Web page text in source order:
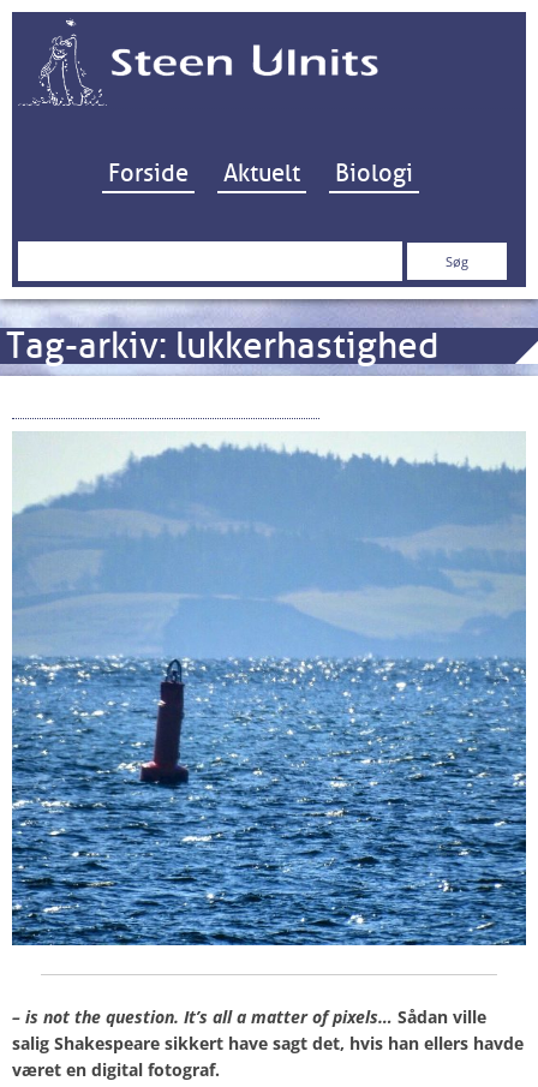
Hop til indhold
Forside Aktuelt Biologi
Søg
Tag-arkiv: lukkerhastighed
– is not the question. It’s all a matter of pixels… Sådan ville
salig Shakespeare sikkert have sagt det, hvis han ellers havde
været en digital fotograf.